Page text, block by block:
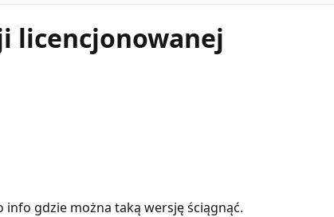
licencjonowanej
gdzie można taką wersję ściągnąć.